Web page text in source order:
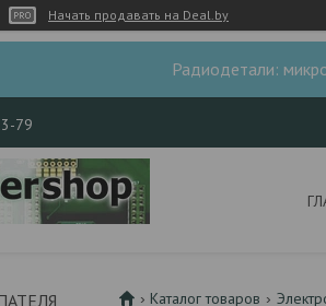
Начать продавать на Deal.by
Радиодетали:
79
Каталог товаров